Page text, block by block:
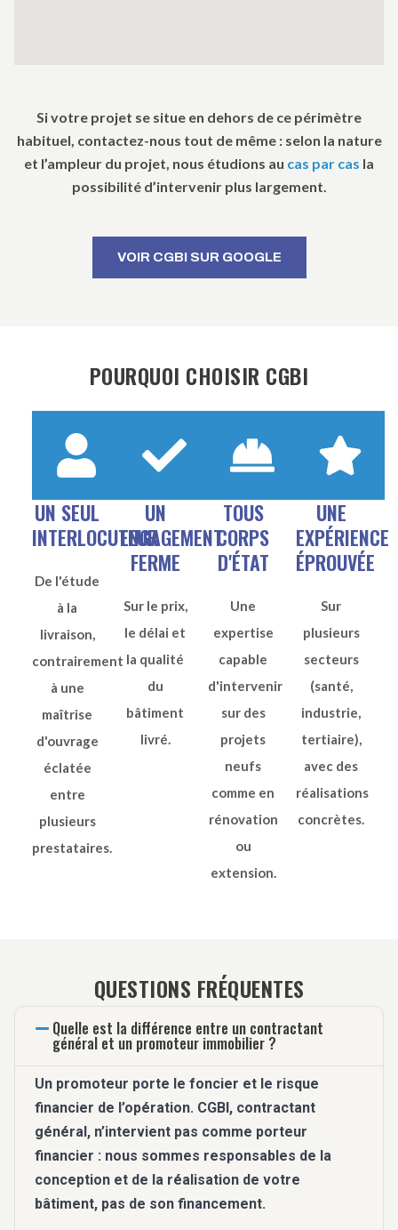
Si votre projet se situe en dehors de ce périmètre
habituel, contactez-nous tout de même : selon la nature
et l’ampleur du projet, nous étudions au cas par cas la
possibilité d’intervenir plus largement.
VOIR CGBI SUR GOOGLE
POURQUOI CHOISIR CGBI
UN SEUL
INTERLOCUTEUR
De l'étude
à la
livraison,
contrairement
à une
maîtrise
d'ouvrage
éclatée
entre
plusieurs
prestataires.
UN
ENGAGEMENT
FERME
Sur le prix,
le délai et
la qualité
du
bâtiment
livré.
TOUS
CORPS
D'ÉTAT
Une
expertise
capable
d'intervenir
sur des
projets
neufs
comme en
rénovation
ou
extension.
UNE
EXPÉRIENCE
ÉPROUVÉE
Sur
plusieurs
secteurs
(santé,
industrie,
tertiaire),
avec des
réalisations
concrètes.
QUESTIONS FRÉQUENTES
Quelle est la différence entre un contractant
général et un promoteur immobilier ?
Un promoteur porte le foncier et le risque
financier de l’opération. CGBI, contractant
général, n’intervient pas comme porteur
financier : nous sommes responsables de la
conception et de la réalisation de votre
bâtiment, pas de son financement.